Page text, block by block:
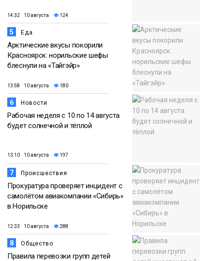
14:32 10 августа 124
5 Еда
Арктические вкусы покорили
Красноярск: норильские шефы
блеснули на «Тайгэйр»
13:58 10 августа 180
6 Новости
Рабочая неделя с 10 по 14 августа
будет солнечной и тёплой
13:10 10 августа 197
7 Происшествия
Прокуратура проверяет инцидент с
самолётом авиакомпании «Сибирь»
в Норильске
12:33 10 августа 288
8 Общество
Правила перевозки групп детей